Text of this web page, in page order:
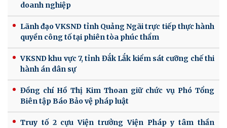
doanh nghiệp
Lãnh đạo VKSND tỉnh Quảng Ngãi trực tiếp thực hành
quyền công tố tại phiên tòa phúc thẩm
VKSND khu vực 7, tỉnh Đắk Lắk kiểm sát cưỡng chế thi
hành án dân sự
Đồng chí Hồ Thị Kim Thoan giữ chức vụ Phó Tổng
Biên tập Báo Bảo vệ pháp luật
Truy tố 2 cựu Viện trưởng Viện Pháp y tâm thần